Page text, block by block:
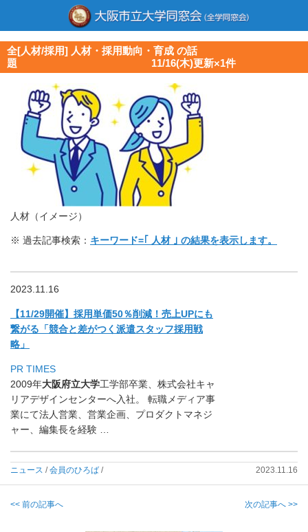
全[人材/採用] 人材・採用動向・育成 の話
題 11/16(木)更新×1件
人材（イメージ）
※ 過去記事検索： キーワード=｢ 人材 ｣ の結果を表示します。
2023.11.16
【11/29開催】採用単価50％削減！売上UPにも
繋がる「競合と差がつく派遣スタッフ採用戦
略」
PR TIMES
2009年大阪府立大学工学部卒業、 株式会社キャ
リアデザインセンターへ入社。 転職メディア事
業にて法人営業、営業企画、 プロダクトマネジ
ャー、編集長を経験 …
ニュース /会員のひろば / 2023.11.16
<< 前の記事へ 次の記事へ >>